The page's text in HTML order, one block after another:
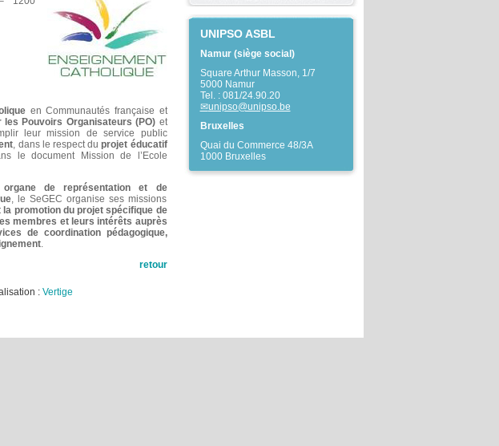
UNIPSO ASBL
Namur (siège social)
Square Arthur Masson, 1/7
5000 Namur
Tel. : 081/24.90.20
unipso@unipso.be
Bruxelles
Quai du Commerce 48/3A
1000 Bruxelles
en Communautés française et
les Pouvoirs Organisateurs (PO) et
leur mission de service public
, dans le respect duprojet éducatif
le document Mission de l’Ecole
organe de représentation et de
, le SeGEC organise ses missions
la promotion du projet spécifique de
membres et leurs intérêts auprès
de coordination pédagogique,
.
retour
: Vertige